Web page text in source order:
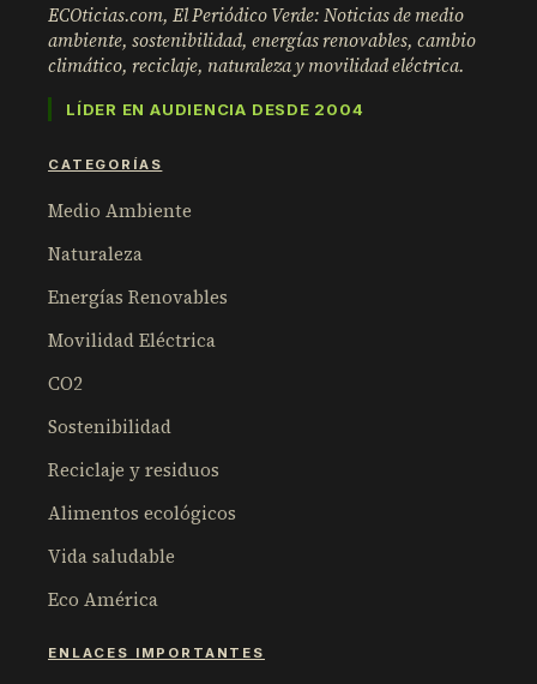
ECOticias.com, El Periódico Verde: Noticias de medio
ambiente, sostenibilidad, energías renovables, cambio
climático, reciclaje, naturaleza y movilidad eléctrica.
LÍDER EN AUDIENCIA DESDE 2004
CATEGORÍAS
Medio Ambiente
Naturaleza
Energías Renovables
Movilidad Eléctrica
CO2
Sostenibilidad
Reciclaje y residuos
Alimentos ecológicos
Vida saludable
Eco América
ENLACES IMPORTANTES